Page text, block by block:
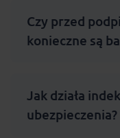
Czy przed
konieczne są
Jak działa
ubezpieczenia?